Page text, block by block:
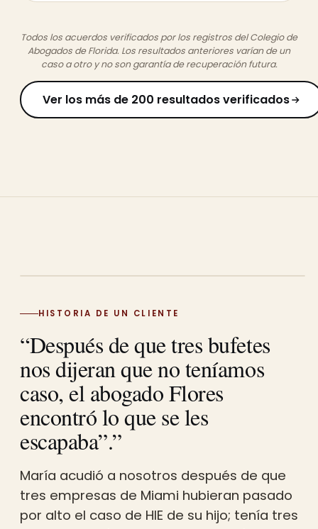
Todos los acuerdos verificados por los registros del Colegio de
Abogados de Florida. Los resultados anteriores varían de un
caso a otro y no son garantía de recuperación futura.
Ver los más de 200 resultados verificados
HISTORIA DE UN CLIENTE
“Después de que tres bufetes
nos dijeran que no teníamos
caso, el abogado Flores
encontró lo que se les
escapaba”.”
María acudió a nosotros después de que
tres empresas de Miami hubieran pasado
por alto el caso de HIE de su hijo; tenía tres